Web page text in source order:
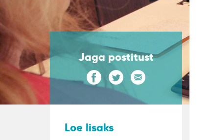
Jaga postitust
Loe lisaks